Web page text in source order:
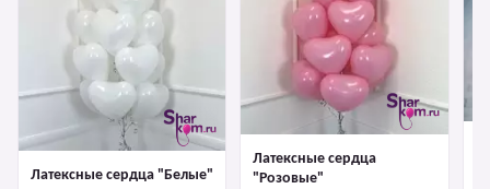
Латексные сердца "Белые"
Латексные сердца
"Розовые"